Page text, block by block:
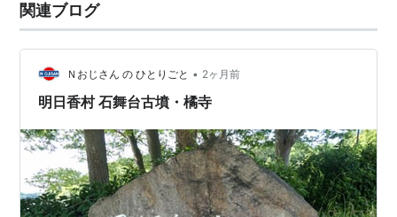
関連ブログ
Ｎおじさん の ひとりごと • 2ヶ月前
明日香村 石舞台古墳・橘寺